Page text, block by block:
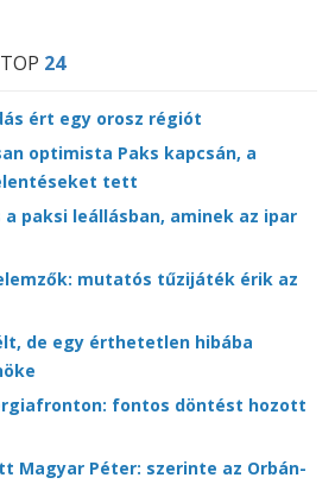
24
ért egy orosz régiót
optimista Paks kapcsán, a
tett
a paksi leállásban, aminek az ipar
mutatós tűzijáték érik az
de egy érthetetlen hibába
fontos döntést hozott
Magyar Péter: szerinte az Orbán-